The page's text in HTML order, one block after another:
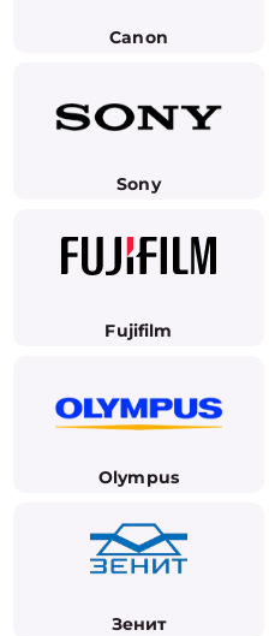
Canon
Sony
Fujifilm
Olympus
Зенит